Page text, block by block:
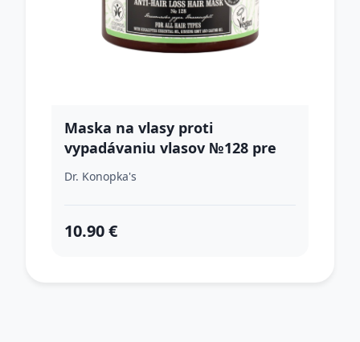
Maska na vlasy proti
vypadávaniu vlasov №128 pre
všetky typy vlasov - 300 ml - Dr.
Konopka's
Dr. Konopka's
10.90 €